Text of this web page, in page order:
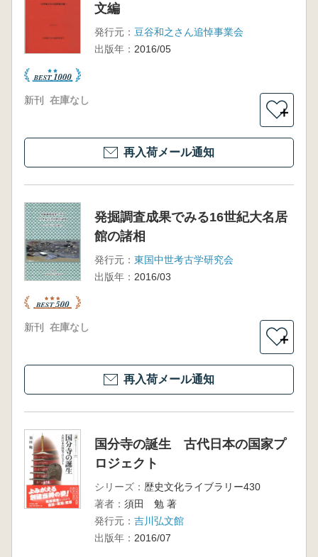
文編
発行元： 豆谷和之さん追悼事業会
出版年： 2016/05
新刊 在庫なし
＋
再入荷メール通知
発掘調査成果でみる16世紀大名居
館の諸相
発行元： 東国中世考古学研究会
出版年： 2016/03
新刊 在庫なし
＋
再入荷メール通知
国分寺の誕生 古代日本の国家プ
ロジェクト
シリーズ： 歴史文化ライブラリー430
著者： 須田 勉 著
発行元： 吉川弘文館
出版年： 2016/07